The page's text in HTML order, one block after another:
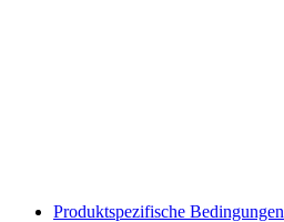
Produktspezifische Bedingungen